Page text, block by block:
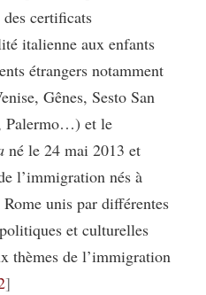
certificats
italienne aux enfants
étrangers notamment
Gênes, Sesto San
Palermo…) et le
né le 24 mai 2013 et
l’immigration nés à
unis par différentes
et culturelles
thèmes de l’immigration